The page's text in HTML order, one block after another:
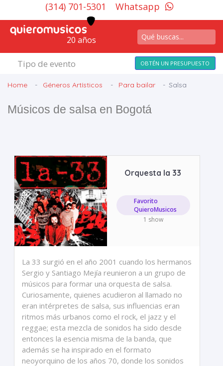
(314) 701-5301 Whatsapp
20 años
Tipo de evento OBTÉN UN PRESUPUESTO
Home Géneros Artísticos Para bailar Salsa
Músicos de salsa en Bogotá
Orquesta la 33
Favorito
QuieroMusicos
1 show
La 33 surgió en el año 2001 cuando los hermanos
Sergio y Santiago Mejía reunieron a un grupo de
músicos para formar una orquesta de salsa.
Curiosamente, quienes acudieron al llamado no
eran intérpretes de salsa, sus influencias eran
ritmos más urbanos como el rock, el jazz y el
reggae; esta mezcla de sonidos ha sido desde
entonces la esencia misma de la banda, que
además se ha inspirado en el formato
neoyorquino de los años 70, donde los sonidos